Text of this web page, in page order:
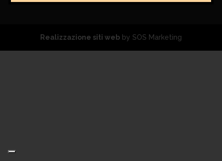
Realizzazione siti webby SOS Marketing